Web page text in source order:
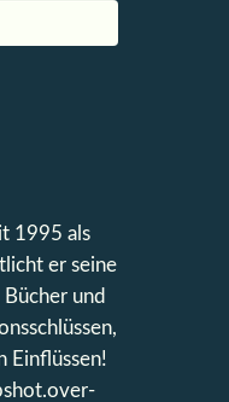
1995 als
er seine
und
Einflüssen!